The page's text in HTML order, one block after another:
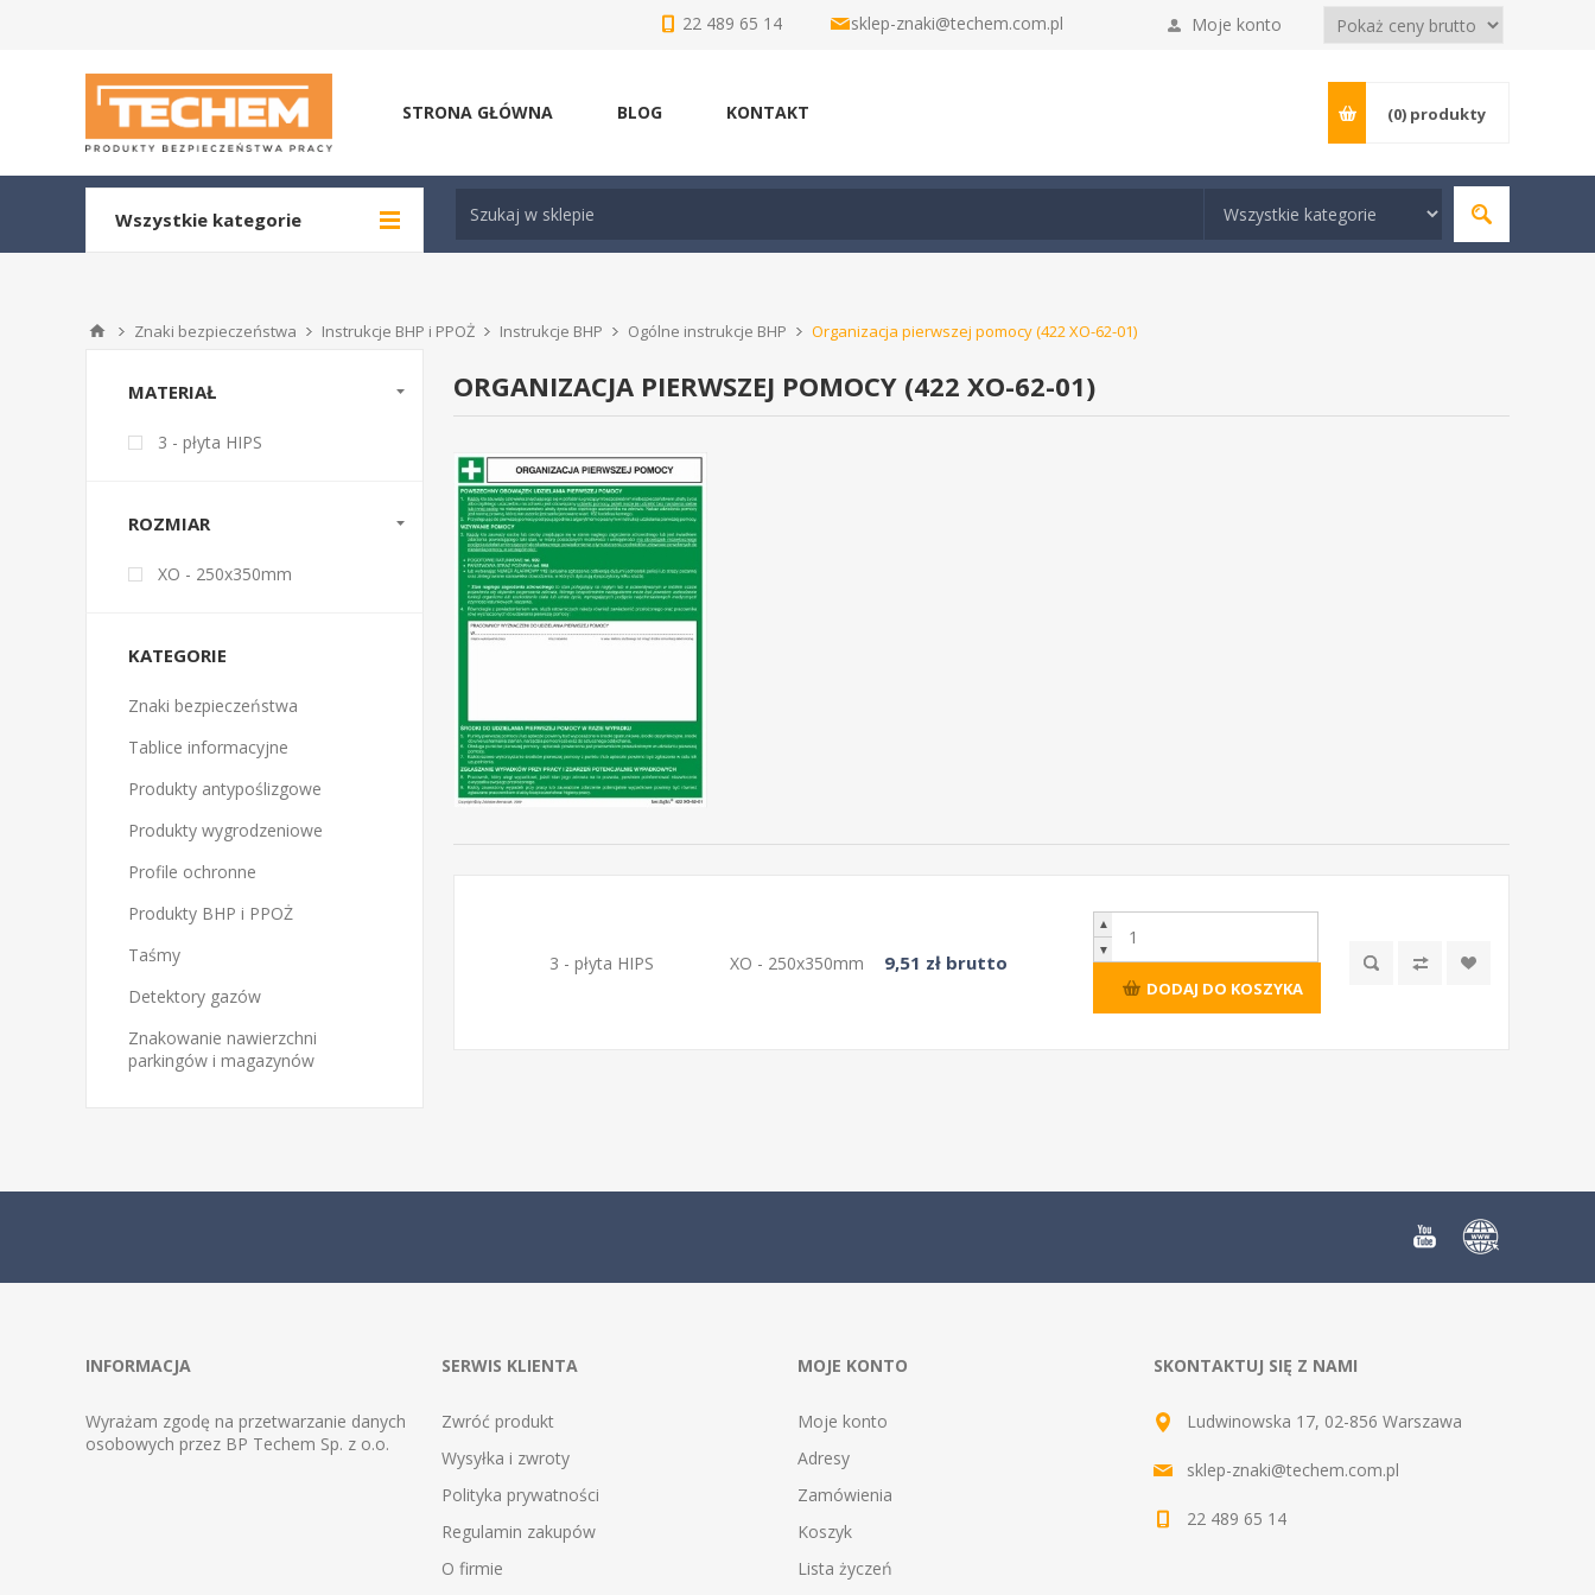
Moje konto
22 489 65 14 sklep-znaki@techem.com.pl
STRONA GŁÓWNA BLOG KONTAKT (0) produkty
Wszystkie kategorie
Znaki bezpieczeństwa Instrukcje BHP i PPOŻ Instrukcje BHP Ogólne instrukcje BHP Organizacja pierwszej pomocy (422 XO-62-01)
ORGANIZACJA PIERWSZEJ POMOCY (422 XO-62-01)
3 - płyta HIPS XO - 250x350mm 9,51 zł brutto
▲
▼
DODAJ DO KOSZYKA
MATERIAŁ
3 - płyta HIPS
ROZMIAR
XO - 250x350mm
KATEGORIE
Znaki bezpieczeństwa
Tablice informacyjne
Produkty antypoślizgowe
Produkty wygrodzeniowe
Profile ochronne
Produkty BHP i PPOŻ
Taśmy
Detektory gazów
Znakowanie nawierzchni
parkingów i magazynów
INFORMACJA
Wyrażam zgodę na przetwarzanie danych
osobowych przez BP Techem Sp. z o.o.
SERWIS KLIENTA
Zwróć produkt
Wysyłka i zwroty
Polityka prywatności
Regulamin zakupów
O firmie
MOJE KONTO
Moje konto
Adresy
Zamówienia
Koszyk
Lista życzeń
SKONTAKTUJ SIĘ Z NAMI
Ludwinowska 17, 02-856 Warszawa
sklep-znaki@techem.com.pl
22 489 65 14